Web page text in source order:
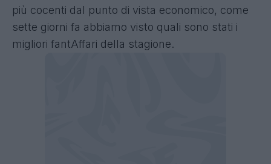
più cocenti dal punto di vista economico, come
sette giorni fa abbiamo visto quali sono stati i
migliori fantAffari della stagione.